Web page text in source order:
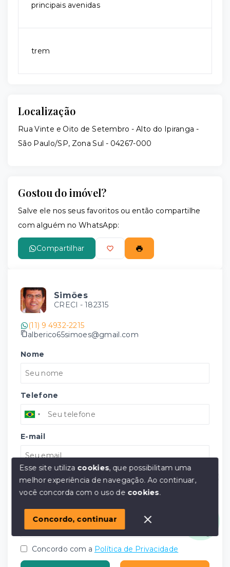
principais avenidas
trem
Localização
Rua Vinte e Oito de Setembro - Alto do Ipiranga -
São Paulo/SP, Zona Sul - 04267-000
Gostou do imóvel?
Salve ele nos seus favoritos ou então compartilhe
com alguém no WhatsApp:
Compartilhar
Simões
CRECI - 182315
(11) 9 4932-2215
alberico65simoes@gmail.com
Nome
Telefone
E-mail
Mensagem
Concordo com a Política de Privacidade
Olá! em posso ajudar?
Esse site utiliza cookies, que possibilitam uma
melhor experiência de navegação.Ao continuar,
você concorda com o uso de cookies.
Concordo, continuar